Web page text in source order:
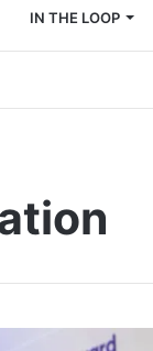
IN THE LOOP